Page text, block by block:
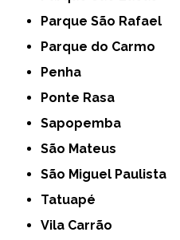
Parque São Rafael
Parque do Carmo
Penha
Ponte Rasa
Sapopemba
São Mateus
São Miguel Paulista
Tatuapé
Vila Carrão